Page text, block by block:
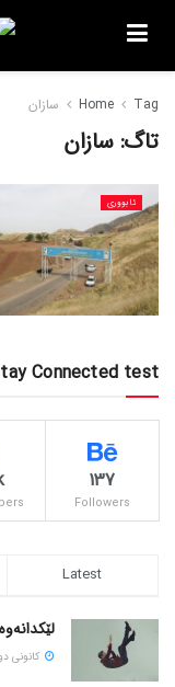
Home Tag سازان
تاگ: سازان
ئابووری
Connected test
137
Followers
Latest
كانونی دووه‌م